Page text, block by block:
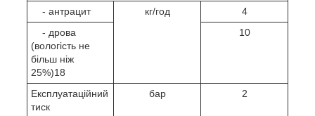
- антрацит
кг/год
4
- дрова
(вологість не
більш ніж
25%)18
10
Експлуатаційний
тиск
бар 2